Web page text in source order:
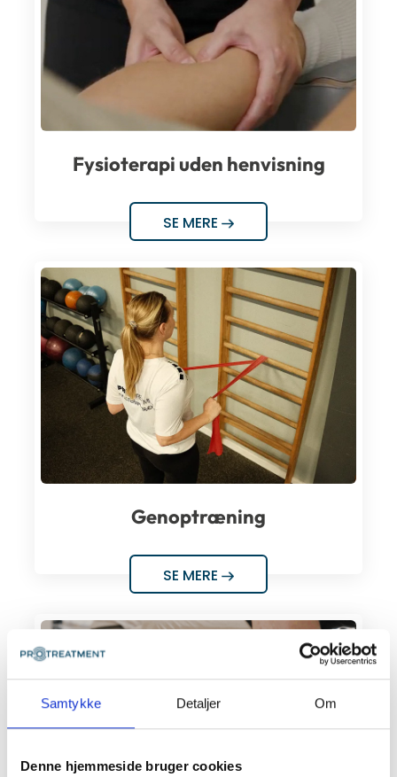
Samtykke Detaljer Om
Denne hjemmeside bruger cookies
Fysioterapi uden henvisning
SE MERE
Genoptræning
SE MERE